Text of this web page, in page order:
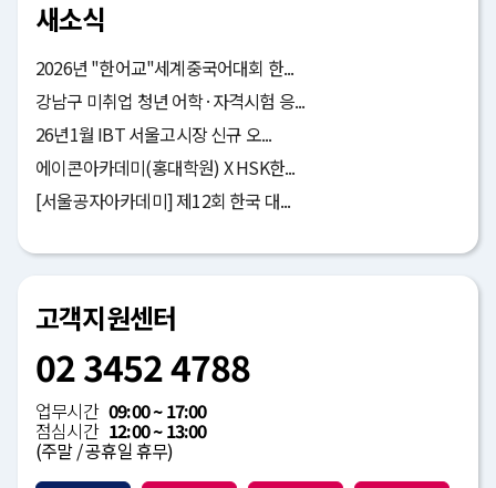
새소식
2026년 "한어교"세계중국어대회 한...
강남구 미취업 청년 어학·자격시험 응...
26년1월 IBT 서울고시장 신규 오...
에이콘아카데미(홍대학원) X HSK한...
[서울공자아카데미] 제12회 한국 대...
고객지원센터
02 3452 4788
업무시간 09:00 ~ 17:00
점심시간 12:00 ~ 13:00
(주말 / 공휴일 휴무)